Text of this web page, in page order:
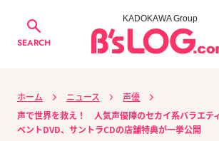
SEARCH
KADOKAWA Group
ホーム ニュース
声優
声で世界を救え！ 人気声優陣のセカイ系バラエテ
ベントDVD、サントラCDの店舗特典が一挙公開